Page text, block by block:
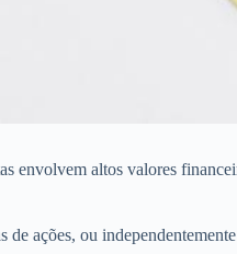
envolvem altos valores
ações, ou